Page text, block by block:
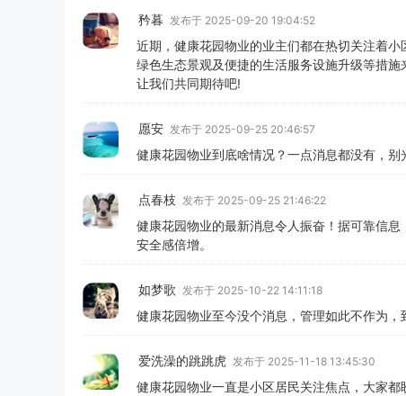
矜暮 发布于 2025-09-20 19:04:52
近期，健康花园物业的业主们都在热切关注着
绿色生态景观及便捷的生活服务设施升级等措
让我们共同期待吧!
愿安 发布于 2025-09-25 20:46:57
健康花园物业到底啥情况？一点消息都没有，别
点春枝 发布于 2025-09-25 21:46:22
健康花园物业的最新消息令人振奋！据可靠信
安全感倍增。
如梦歌 发布于 2025-10-22 14:11:18
健康花园物业至今没个消息，管理如此不作为
爱洗澡的跳跳虎 发布于 2025-11-18 13:45:30
健康花园物业一直是小区居民关注焦点，大家